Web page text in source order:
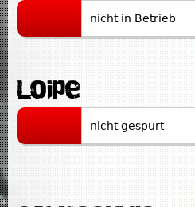
nicht in Betrieb
Loipe
nicht gespurt